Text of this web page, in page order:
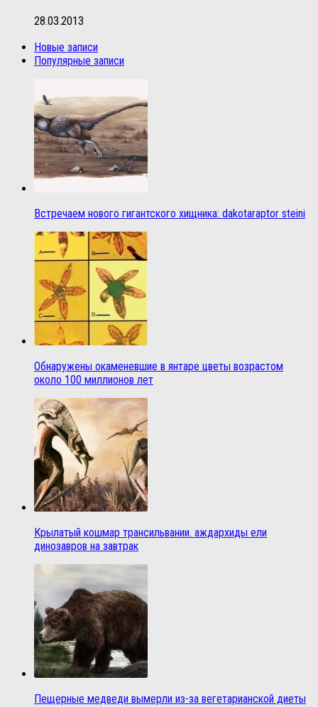
28.03.2013
Новые записи
Популярные записи
Встречаем нового гигантского хищника: dakotaraptor steini
Обнаружены окаменевшие в янтаре цветы возрастом
около 100 миллионов лет
Крылатый кошмар трансильвании. аждархиды ели
динозавров на завтрак
Пещерные медведи вымерли из-за вегетарианской диеты